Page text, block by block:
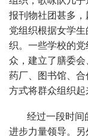
报刊物社团甚多
党组织根据女学
织。一些学校的
众，建立了膳委
药厂、图书馆、
方式将群众组织起
经过一段时间
进步力量领导。